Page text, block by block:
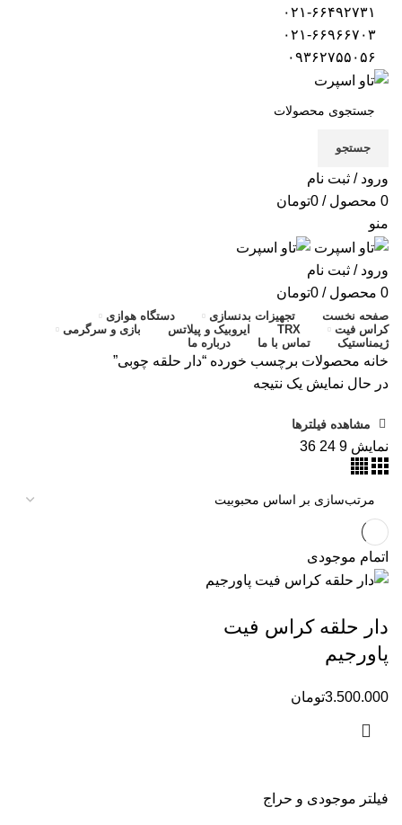
جستجو
ورود / ثبت نام
0 محصول / تومان0
منو
ورود / ثبت نام
0 محصول / تومان0
صفحه نخست تجهیزات بدنسازی
دستگاه هوازی
کراس فیت
TRX ایروبیک و پیلاتس
بازی و سرگرمی
ژیمناستیک
تماس با ما درباره ما
فیلتر موجودی و حراج
خانه محصولات برچسب خورده “دار حلقه چوبی”
در حال نمایش یک نتیجه
مشاهده فیلترها
نمایش 9
24
36
اتمام موجودی
دار حلقه کراس فیت
پاورجیم
تومان3.500.000